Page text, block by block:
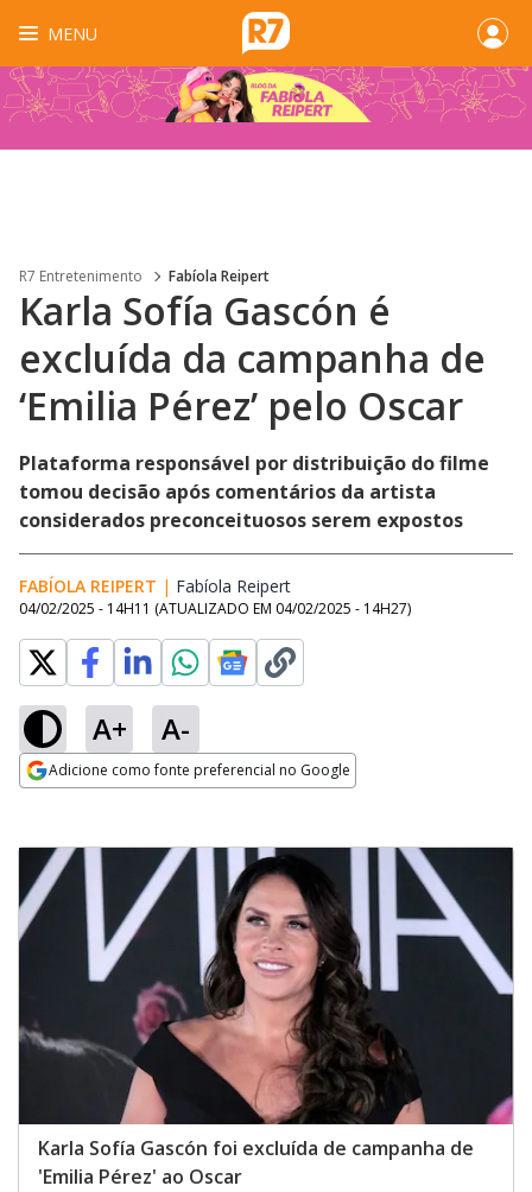
MENU
R7 Entretenimento Fabíola Reipert
Karla Sofía Gascón é
excluída da campanha de
‘Emilia Pérez’ pelo Oscar
Plataforma responsável por distribuição do filme
tomou decisão após comentários da artista
considerados preconceituosos serem expostos
FABÍOLA REIPERT | Fabíola Reipert
04/02/2025 - 14H11 (ATUALIZADO EM 04/02/2025 - 14H27)
A+ A-
Adicione como fonte preferencial no Google
Karla Sofía Gascón foi excluída de campanha de
'Emilia Pérez' ao Oscar